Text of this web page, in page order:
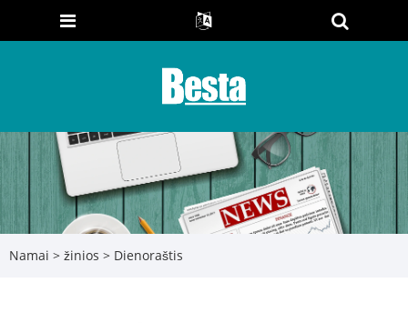
Namai > žinios > Dienoraštis